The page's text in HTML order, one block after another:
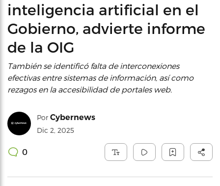
inteligencia artificial en el
Gobierno, advierte informe
de la OIG
También se identificó falta de interconexiones
efectivas entre sistemas de información, así como
rezagos en la accesibilidad de portales web.
Por Cybernews
Dic 2, 2025
0